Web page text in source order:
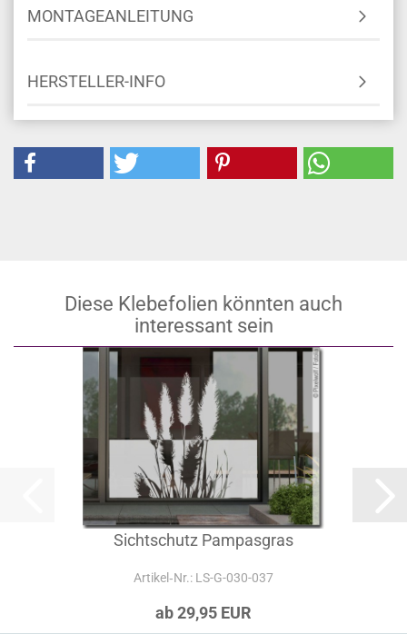
MONTAGEANLEITUNG
HERSTELLER-INFO
Diese Klebefolien könnten auch
interessant sein
Sichtschutz Pampasgras
Artikel‑Nr.: LS-G-030-037
ab 29,95 EUR